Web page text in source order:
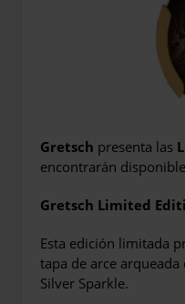
Gretsch presenta las
encontrarán
Gretsch Limited
Esta edición limitada
tapa de arce
Silver Sparkle.